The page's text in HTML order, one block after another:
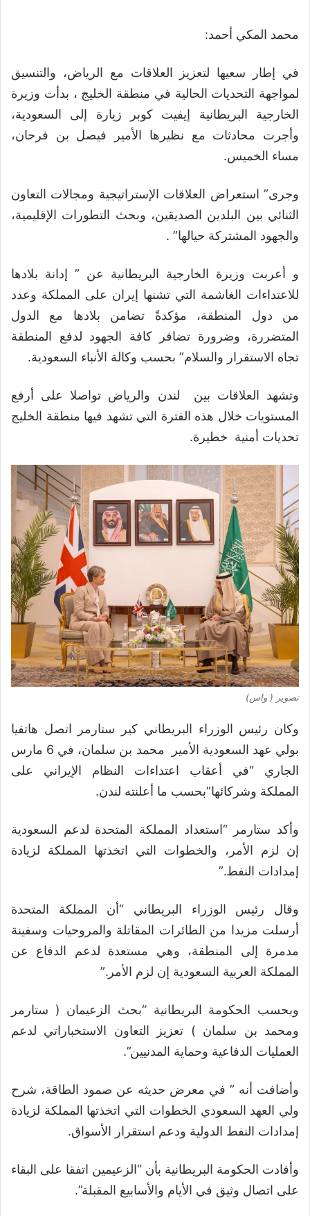
محمد المكي أحمد:
في إطار سعيها لتعزيز العلاقات مع الرياض، والتنسيق
لمواجهة التحديات الحالية في منطقة الخليج ، بدأت وزيرة
الخارجية البريطانية إيفيت كوبر زيارة إلى السعودية،
وأجرت محادثات مع نظيرها الأمير فيصل بن فرحان،
مساء الخميس.
وجرى” استعراض العلاقات الإستراتيجية ومجالات التعاون
الثنائي بين البلدين الصديقين، وبحث التطورات الإقليمية،
والجهود المشتركة حيالها” .
و أعربت وزيرة الخارجية البريطانية عن ” إدانة بلادها
للاعتداءات الغاشمة التي تشنها إيران على المملكة وعدد
من دول المنطقة، مؤكدةً تضامن بلادها مع الدول
المتضررة، وضرورة تضافر كافة الجهود لدفع المنطقة
تجاه الاستقرار والسلام” بحسب وكالة الأنباء السعودية.
وتشهد العلاقات بين لندن والرياض تواصلا على أرفع
المستويات خلال هذه الفترة التي تشهد فيها منطقة الخليج
تحديات أمنية خطيرة.
تصوير ( واس)
وكان رئيس الوزراء البريطاني كير ستارمر اتصل هاتفيا
بولي عهد السعودية الأمير محمد بن سلمان، في 6 مارس
الجاري “في أعقاب اعتداءات النظام الإيراني على
المملكة وشركائها”بحسب ما أعلنته لندن.
وأكد ستارمر “استعداد المملكة المتحدة لدعم السعودية
إن لزم الأمر، والخطوات التي اتخذتها المملكة لزيادة
إمدادات النفط.”
وقال رئيس الوزراء البريطاني “أن المملكة المتحدة
أرسلت مزيدا من الطائرات المقاتلة والمروحيات وسفينة
مدمرة إلى المنطقة، وهي مستعدة لدعم الدفاع عن
المملكة العربية السعودية إن لزم الأمر.”
وبحسب الحكومة البريطانية “بحث الزعيمان ( ستارمر
ومحمد بن سلمان ) تعزيز التعاون الاستخباراتي لدعم
العمليات الدفاعية وحماية المدنيين”.
وأضافت أنه ” في معرض حديثه عن صمود الطاقة، شرح
ولي العهد السعودي الخطوات التي اتخذتها المملكة لزيادة
إمدادات النفط الدولية ودعم استقرار الأسواق.
وأفادت الحكومة البريطانية بأن “الزعيمين اتفقا على البقاء
على اتصال وثيق في الأيام والأسابيع المقبلة”.